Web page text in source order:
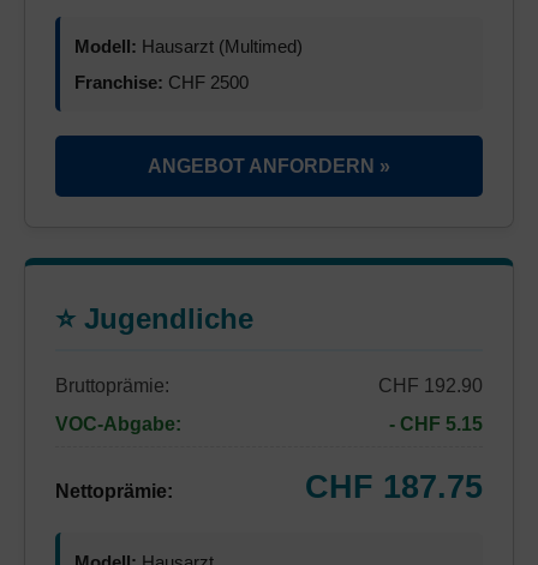
Modell: Hausarzt (Multimed)
Franchise: CHF 2500
ANGEBOT ANFORDERN »
⭐ Jugendliche
Bruttoprämie:
CHF 192.90
VOC-Abgabe:
- CHF 5.15
Nettoprämie: CHF 187.75